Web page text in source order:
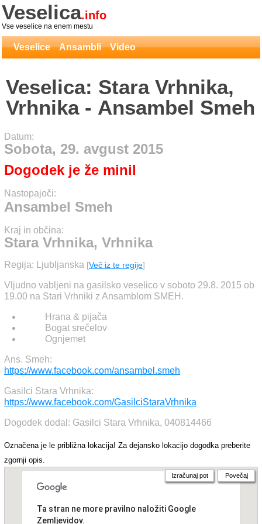
Veselica.info
Vse veselice na enem mestu
Veselice Ansambli Video
Veselica: Stara Vrhnika,
Vrhnika - Ansambel Smeh
Datum:
Sobota, 29. avgust 2015
Dogodek je že minil
Nastopajoči:
Ansambel Smeh
Kraj in občina:
Stara Vrhnika, Vrhnika
Regija: Ljubljanska [Več iz te regije]
Vljudno vabljeni na gasilsko veselico v soboto 29.8. 2015 ob
19.00 na Stari Vrhniki z Ansamblom SMEH.
Hrana & pijača
Bogat srečelov
Ognjemet
Ans. Smeh:
https://www.facebook.com/ansambel.smeh
Gasilci Stara Vrhnika:
https://www.facebook.com/GasilciStaraVrhnika
Dogodek dodal: Gasilci Stara Vrhnika, 040814466
Označena je le približna lokacija! Za dejansko lokacijo dogodka preberite
zgornji opis.
Ta stran ne more pravilno naložiti Google
Zemljevidov.
Izračunaj pot Povečaj